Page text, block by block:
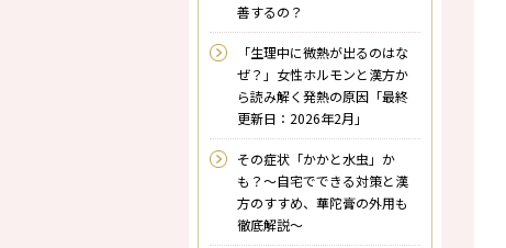
善するの？
「生理中に微熱が出るのはな
ぜ？」女性ホルモンと漢方か
ら読み解く発熱の原因「最終
更新日：2026年2月」
その症状「かかと水虫」か
も？～自宅でできる対策と漢
方のすすめ、華陀膏の外用も
徹底解説～